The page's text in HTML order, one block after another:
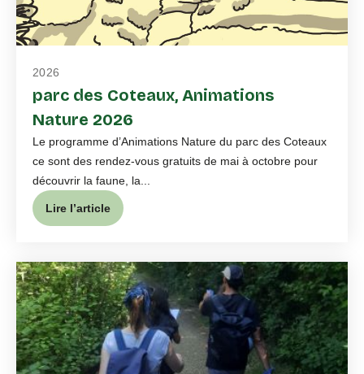
2026
parc des Coteaux, Animations
Nature 2026
Le programme d’Animations Nature du parc des Coteaux
ce sont des rendez-vous gratuits de mai à octobre pour
découvrir la faune, la...
Lire l’article